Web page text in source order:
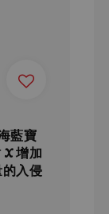
藍寶
X 增加
入侵